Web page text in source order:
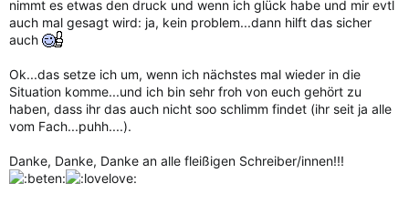
nimmt es etwas den druck und wenn ich glück habe und mir evtl
auch mal gesagt wird: ja, kein problem...dann hilft das sicher
auch
Ok...das setze ich um, wenn ich nächstes mal wieder in die
Situation komme...und ich bin sehr froh von euch gehört zu
haben, dass ihr das auch nicht soo schlimm findet (ihr seit ja alle
vom Fach...puhh....).
Danke, Danke, Danke an alle fleißigen Schreiber/innen!!!